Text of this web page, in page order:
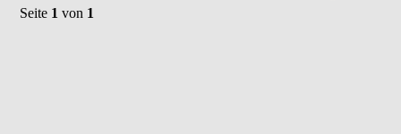
Seite 1 von 1